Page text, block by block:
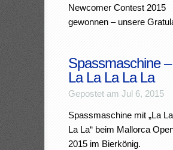
Newcomer Contest 2015
gewonnen – unsere
Spassmaschine
La La La La La
Gepostet am Jul 6, 2015
Spassmaschine mit „La
La La“ beim Mallorca
2015 im Bierkönig.